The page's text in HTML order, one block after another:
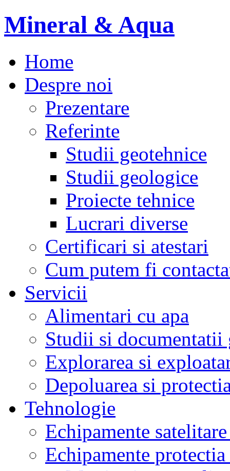
Mineral & Aqua
Home
Despre noi
Prezentare
Referinte
Studii geotehnice
Studii geologice
Proiecte tehnice
Lucrari diverse
Certificari si atestari
Cum putem fi
Servicii
Alimentari cu apa
Studii si documentatii
Explorarea si
Depoluarea si
Tehnologie
Echipamente
Echipamente